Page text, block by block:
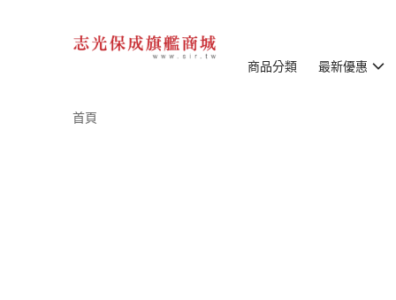
商品分類 最新優惠
首頁